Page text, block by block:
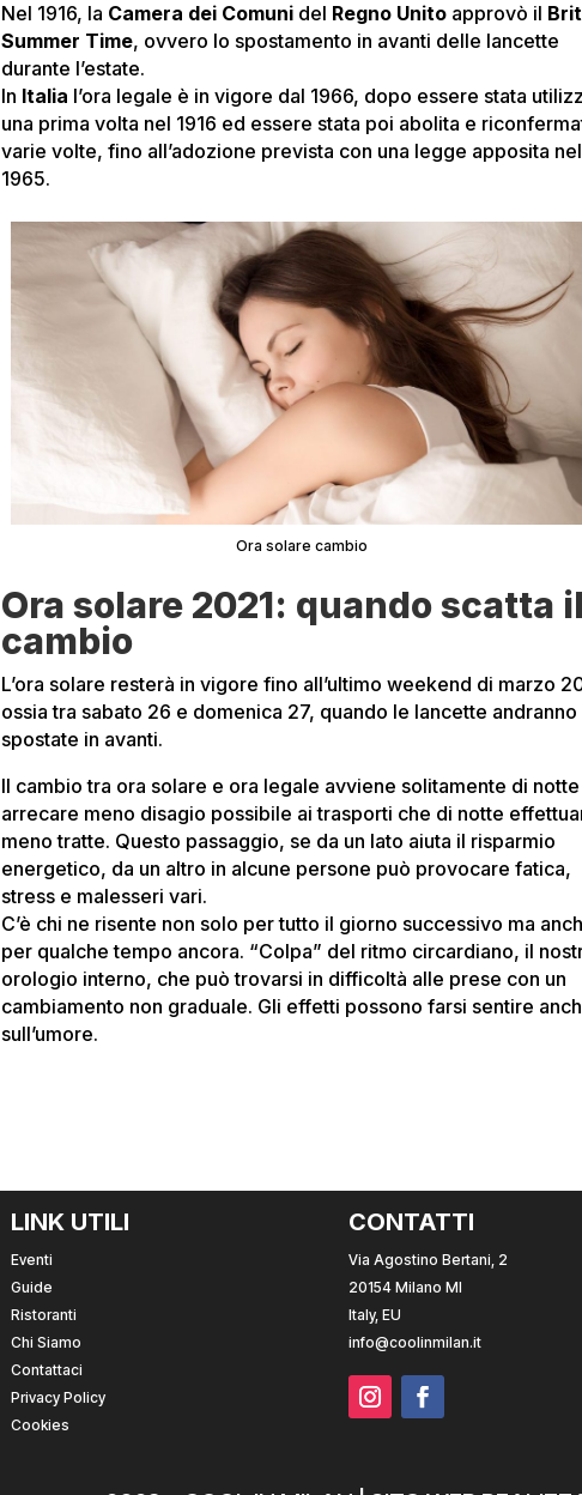
Nel 1916, la Camera dei Comuni del Regno Unito approvò il
Summer Time, ovvero lo spostamento in avanti delle lancette
durante l’estate.
In Italia l’ora legale è in vigore dal 1966, dopo essere stata
una prima volta nel 1916 ed essere stata poi abolita e
varie volte, fino all’adozione prevista con una legge apposita nel
1965.
Ora solare cambio
Ora solare 2021: quando scatta
cambio
L’ora solare resterà in vigore fino all’ultimo weekend di marzo
ossia tra sabato 26 e domenica 27, quando le lancette andranno
spostate in avanti.
Il cambio tra ora solare e ora legale avviene solitamente di
arrecare meno disagio possibile ai trasporti che di notte
meno tratte. Questo passaggio, se da un lato aiuta il risparmio
energetico, da un altro in alcune persone può provocare fatica,
stress e malesseri vari.
C’è chi ne risente non solo per tutto il giorno successivo ma
per qualche tempo ancora. “Colpa” del ritmo circardiano, il
orologio interno, che può trovarsi in difficoltà alle prese con un
cambiamento non graduale. Gli effetti possono farsi sentire
sull’umore.
LINK UTILI
Eventi
Guide
Ristoranti
Chi Siamo
Contattaci
Privacy Policy
Cookies
CONTATTI
Via Agostino Bertani, 2
20154 Milano MI
Italy, EU
info@coolinmilan.it